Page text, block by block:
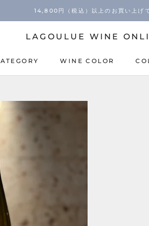
14,800円（税込）以上のお買い上げ
WINE COLOR
LAGOULUE WINE